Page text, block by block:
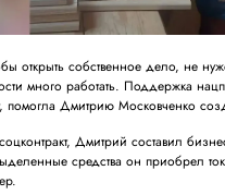
открыть собственное дело, не
много работать. Поддержка
помогла Дмитрию Московченко
Дмитрий составил
средства он приобрел